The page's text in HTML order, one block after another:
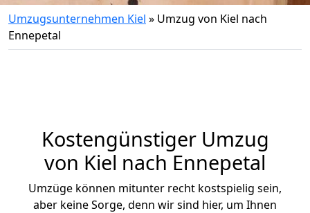
Umzugsunternehmen Kiel » Umzug von Kiel nach
Ennepetal
Kostengünstiger Umzug
von Kiel nach Ennepetal
Umzüge können mitunter recht kostspielig sein,
aber keine Sorge, denn wir sind hier, um Ihnen